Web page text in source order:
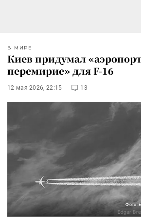
В МИРЕ
Киев придумал
перемирие» для F-16
12 мая 2026, 22:15 13
Фото: